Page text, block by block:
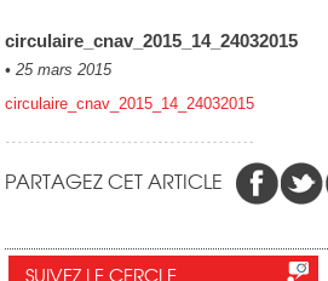
circulaire_cnav_2015_14_24032015
• 25 mars 2015
circulaire_cnav_2015_14_24032015
PARTAGEZ CET ARTICLE
SUIVEZ LE CERCLE